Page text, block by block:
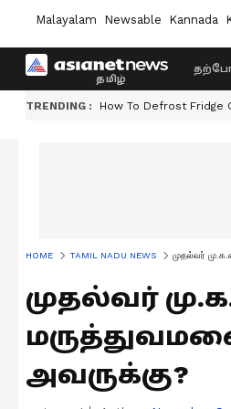
Malayalam Newsable Kannada
TRENDING : How To Defrost Fridge
HOME TAMIL NADU NEWS முதல்வர்
முதல்வர்
அவருக்கு?